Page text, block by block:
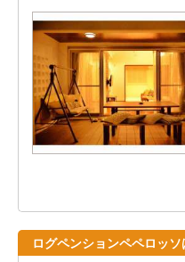
ログペンションペペロッ